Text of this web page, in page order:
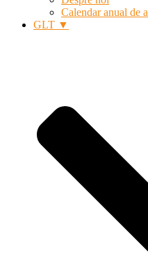
Calendar anual de
GLT ▼